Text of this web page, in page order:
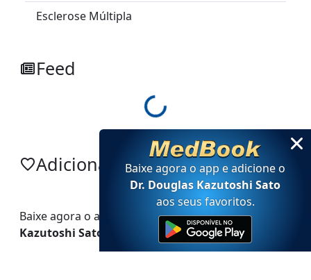
Esclerose Múltipla
Feed
Loading...
Adicionar no app
Baixe agora o app e adicioneoDr. Douglas
Kazutoshi Sato
aos seus favoritos.
Baixe agora o app e adicioneo
Dr. Douglas Kazutoshi Sato
aos seus favoritos.